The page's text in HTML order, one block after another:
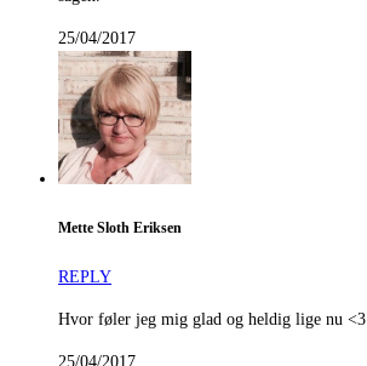
25/04/2017
Mette Sloth Eriksen
REPLY
Hvor føler jeg mig glad og heldig lige nu <3
25/04/2017